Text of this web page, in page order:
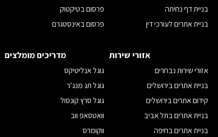
בניית דף נחיתה
בניית אתרים לעורכי דין
בניית אתרים לרופאים
בניית אתרים לרואי חשבון
בניית אתרים לחברות הייטק
פרסום בטיקטוק
פרסום באינסטגרם
ניהול קמפיינים בפייסבוק
מומחה פרסום בגוגל
מומחה קידום אתרים
שיווק בפייסבוק
מדיה חברתית
שיווק דיגיטלי
אזורי שירות
אזורי שירות נבחרים
בניית אתרים בירושלים
קידום אתרים בירושלים
בניית אתרים בתל אביב
בניית אתרים בחיפה
מדריכים מומלצים
גוגל אנליטיקס
גוגל תג מנג’ר
גוגל סרץ קונסול
וואטסאפ ווב
ווקומרס